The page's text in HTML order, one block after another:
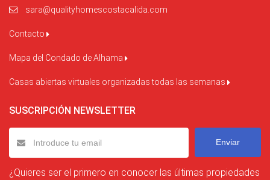
sara@qualityhomescostacalida.com
Contacto
Mapa del Condado de Alhama
Casas abiertas virtuales organizadas todas las semanas
SUSCRIPCIÓN NEWSLETTER
Enviar
¿Quieres ser el primero en conocer las últimas propiedades